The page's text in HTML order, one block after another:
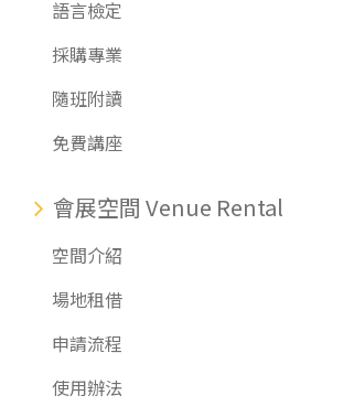
語言檢定
採購專業
隨班附讀
免費講座
會展空間 Venue Rental
空間介紹
場地租借
申請流程
使用辦法